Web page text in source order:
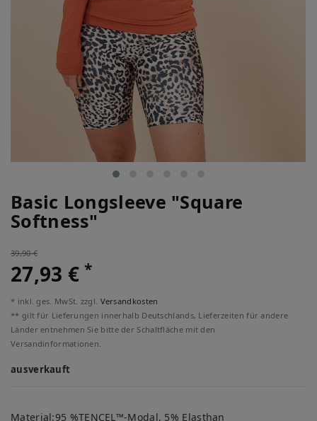
Basic Longsleeve "Square
Softness"
39,90 €
27,93 €*
* inkl. ges. MwSt. zzgl. Versandkosten
** gilt für Lieferungen innerhalb Deutschlands, Lieferzeiten für andere
Länder entnehmen Sie bitte der Schaltfläche mit den
Versandinformationen.
ausverkauft
Material:95 %TENCEL™-Modal, 5% Elasthan